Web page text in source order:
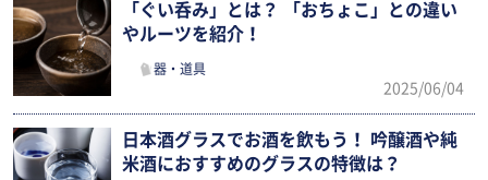
「ぐい呑み」とは？ 「おちょこ」との違い
やルーツを紹介！
器・道具
2025/06/04
日本酒グラスでお酒を飲もう！ 吟醸酒や純
米酒におすすめのグラスの特徴は？